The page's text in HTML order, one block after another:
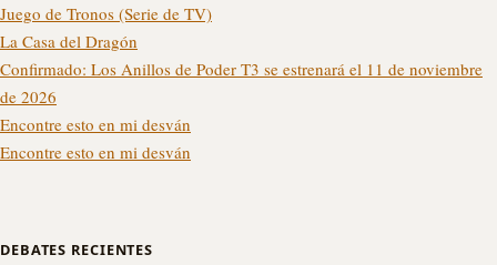
Juego de Tronos (Serie de TV)
La Casa del Dragón
Confirmado: Los Anillos de Poder T3 se estrenará el 11 de noviembre
de 2026
Encontre esto en mi desván
Encontre esto en mi desván
DEBATES RECIENTES